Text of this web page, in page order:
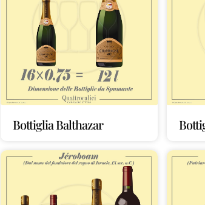
Bottiglia Balthazar